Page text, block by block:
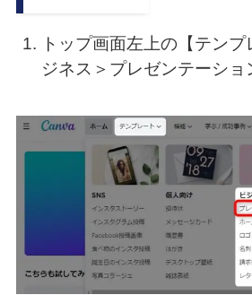
トップ画面左上の【テン
ジネス＞プレゼンテーショ